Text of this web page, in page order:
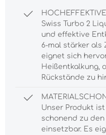
Swiss Turbo 2
und effektive
6-mal stärker als
eignet sich
Heißentkalkung,
Rückstände zu
Unser Produkt
schonend zu
einsetzbar. Es